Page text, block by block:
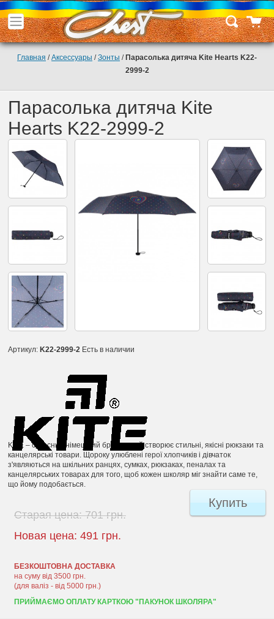
Главная /Аксессуары /Зонты / Парасолька дитяча Kite Hearts K22-
2999-2
Парасолька дитяча Kite
Hearts K22-2999-2
Артикул: K22-2999-2 Есть в наличии
KITE – сучасний німецький бренд, який створює стильні, якісні рюкзаки та
канцелярські товари. Щороку улюблені герої хлопчиків і дівчаток
з'являються на шкільних ранцях, сумках, рюкзаках, пеналах та
канцелярських товарах для того, щоб кожен школяр міг знайти саме те,
що йому подобається.
Старая цена: 701 грн.
Новая цена: 491 грн.
Купить
БЕЗКОШТОВНА ДОСТАВКА
на суму від 3500 грн.
(для валіз - від 5000 грн.)
ПРИЙМАЄМО ОПЛАТУ КАРТКОЮ "ПАКУНОК ШКОЛЯРА"